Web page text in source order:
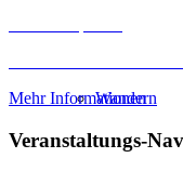
Wandern
Mehr Informationen
Veranstaltungs-